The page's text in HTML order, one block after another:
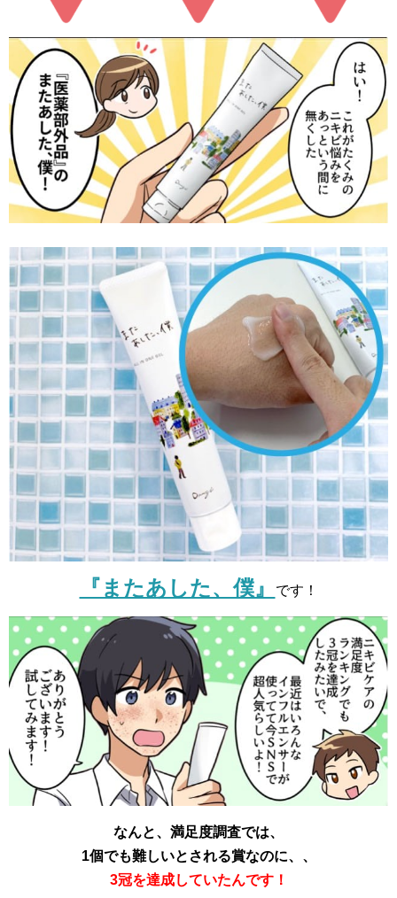
『またあした、僕』 です！
なんと、満足度調査では、
1個でも難しいとされる賞なのに、、
3冠を達成していたんです！